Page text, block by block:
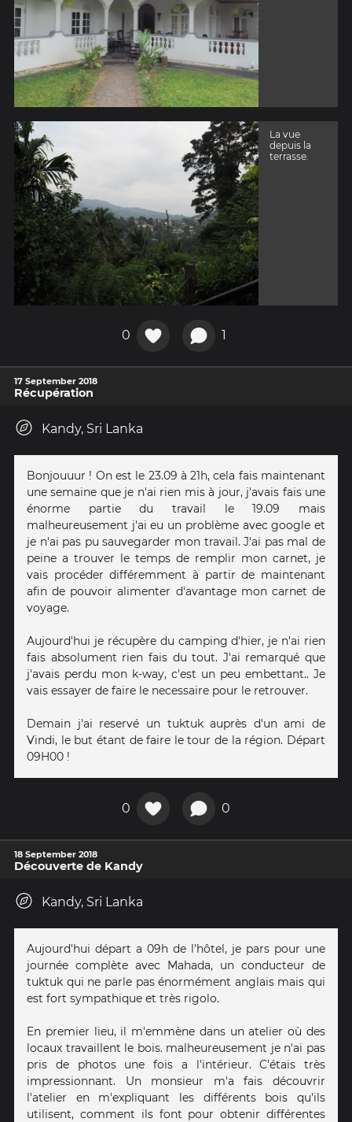
La vue
depuis la
terrasse.
0 1
17 September 2018
Récupération
Kandy, Sri Lanka
Bonjouuur ! On est le 23.09 à 21h, cela fais maintenant
une semaine que je n'ai rien mis à jour, j'avais fais une
énorme partie du travail le 19.09 mais
malheureusement j'ai eu un problème avec google et
je n'ai pas pu sauvegarder mon travail. J'ai pas mal de
peine a trouver le temps de remplir mon carnet, je
vais procéder différemment à partir de maintenant
afin de pouvoir alimenter d'avantage mon carnet de
voyage.
Aujourd'hui je récupère du camping d'hier, je n'ai rien
fais absolument rien fais du tout. J'ai remarqué que
j'avais perdu mon k-way, c'est un peu embettant.. Je
vais essayer de faire le necessaire pour le retrouver.
Demain j'ai reservé un tuktuk auprès d'un ami de
Vindi, le but étant de faire le tour de la région. Départ
09H00 !
0 0
18 September 2018
Découverte de Kandy
Kandy, Sri Lanka
Aujourd'hui départ a 09h de l'hôtel, je pars pour une
journée complète avec Mahada, un conducteur de
tuktuk qui ne parle pas énormément anglais mais qui
est fort sympathique et très rigolo.
En premier lieu, il m'emmène dans un atelier où des
locaux travaillent le bois. malheureusement je n'ai pas
pris de photos une fois a l'intérieur. C'étais très
impressionnant. Un monsieur m'a fais découvrir
l'atelier en m'expliquant les différents bois qu'ils
utilisent, comment ils font pour obtenir différentes